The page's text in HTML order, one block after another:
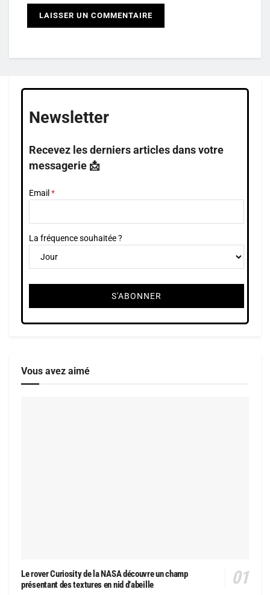
Newsletter
Recevez les derniers articles dans votre
messagerie 📩
Email
La fréquence souhaitée ?
Vous avez aimé
Le rover Curiosity de la NASA découvre un champ
présentant des textures en nid d’abeille